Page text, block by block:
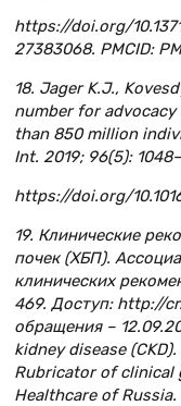
https://doi.org/
27383068. PMCID:
18. Jager K.J.,
number for
than 850 million
Int. 2019; 96(5):
https://doi.org/
19. Клинические
почек (ХБП).
клинических
469. Доступ: http://
обращения –
kidney disease
Rubricator of clinical
Healthcare of Russia.